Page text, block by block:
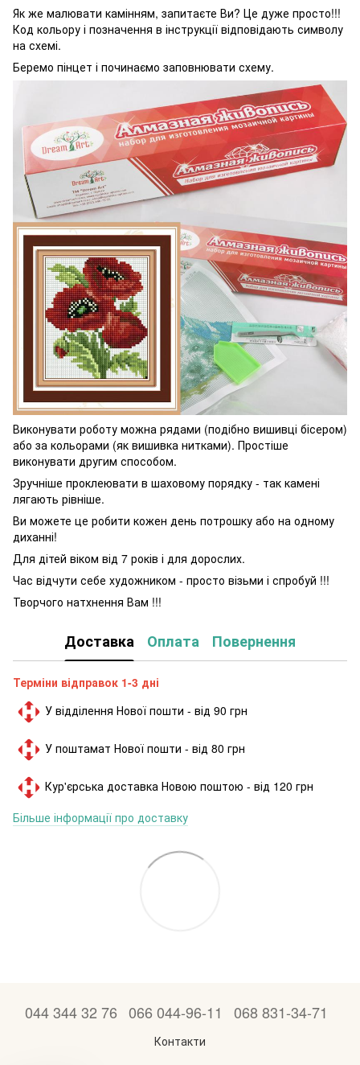
Як же малювати камінням, запитаєте Ви? Це дуже просто!!!
Код кольору і позначення в інструкції відповідають символу
на схемі.
Беремо пінцет і починаємо заповнювати схему.
Виконувати роботу можна рядами (подібно вишивці бісером)
або за кольорами (як вишивка нитками). Простіше
виконувати другим способом.
Зручніше проклеювати в шаховому порядку - так камені
лягають рівніше.
Ви можете це робити кожен день потрошку або на одному
диханні!
Для дітей віком від 7 років і для дорослих.
Час відчути себе художником - просто візьми і спробуй !!!
Творчого натхнення Вам !!!
Доставка Оплата Повернення
Терміни відправок 1-3 дні
У відділення Нової пошти - від 90 грн
У поштамат Нової пошти - від 80 грн
Кур'єрська доставка Новою поштою - від 120 грн
Більше інформації про доставку
044 344 32 76 066 044-96-11 068 831-34-71
Контакти